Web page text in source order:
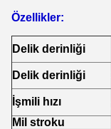
Özellikler:
Delik derinliği
Delik derinliği
İşmili hızı
Mil stroku